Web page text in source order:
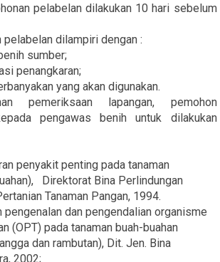
pelabelan dilakukan 10 hari sebelum
pelabelan dilampiri dengan :
sumber;
penangkaran;
yang akan digunakan.
lapangan, pemohon
pengawas benih untuk dilakukan
penyakit penting pada tanaman
Direktorat Bina Perlindungan
Tanaman Pangan, 1994.
dan pengendalian organisme
(OPT) pada tanaman buah-buahan
dan rambutan), Dit. Jen. Bina
2002;